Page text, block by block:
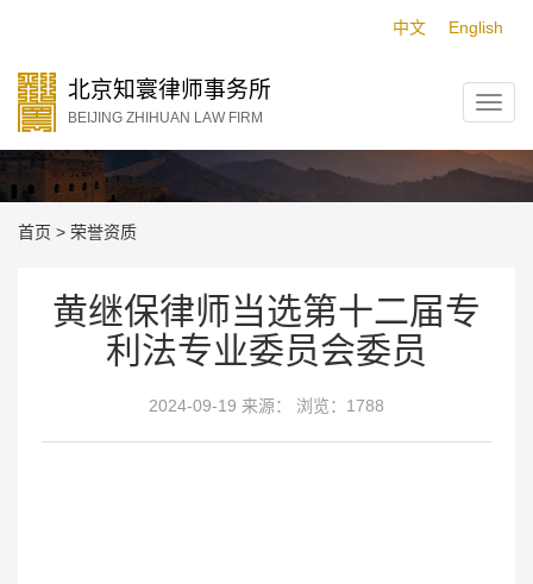
中文 English
北京知寰律师事务所
BEIJING ZHIHUAN LAW FIRM
荣誉资质
首页 > 荣誉资质
黄继保律师当选第十二届专
利法专业委员会委员
2024-09-19 来源： 浏览：1788